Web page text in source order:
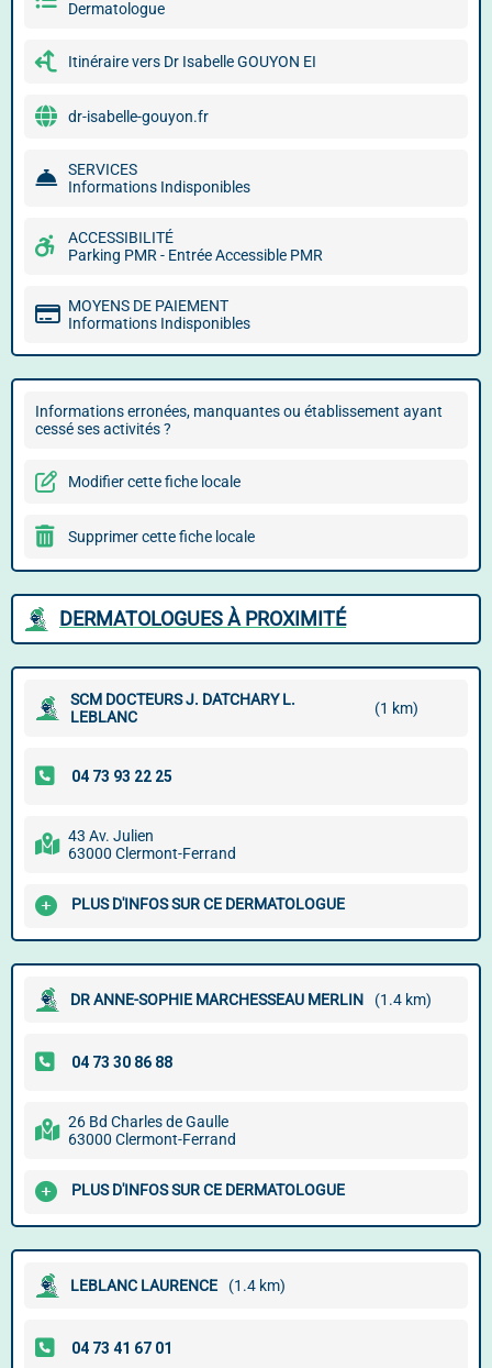
Dermatologue
Itinéraire vers Dr Isabelle GOUYON EI
dr-isabelle-gouyon.fr
SERVICES
Informations Indisponibles
ACCESSIBILITÉ
Parking PMR - Entrée Accessible PMR
MOYENS DE PAIEMENT
Informations Indisponibles
Informations erronées, manquantes ou établissement ayant
cessé ses activités ?
Modifier cette fiche locale
Supprimer cette fiche locale
DERMATOLOGUES À PROXIMITÉ
SCM DOCTEURS J. DATCHARY L.
LEBLANC
(1 km)
43 Av. Julien
63000 Clermont-Ferrand
PLUS D'INFOS SUR CE DERMATOLOGUE
DR ANNE-SOPHIE MARCHESSEAU MERLIN (1.4 km)
26 Bd Charles de Gaulle
63000 Clermont-Ferrand
PLUS D'INFOS SUR CE DERMATOLOGUE
LEBLANC LAURENCE (1.4 km)